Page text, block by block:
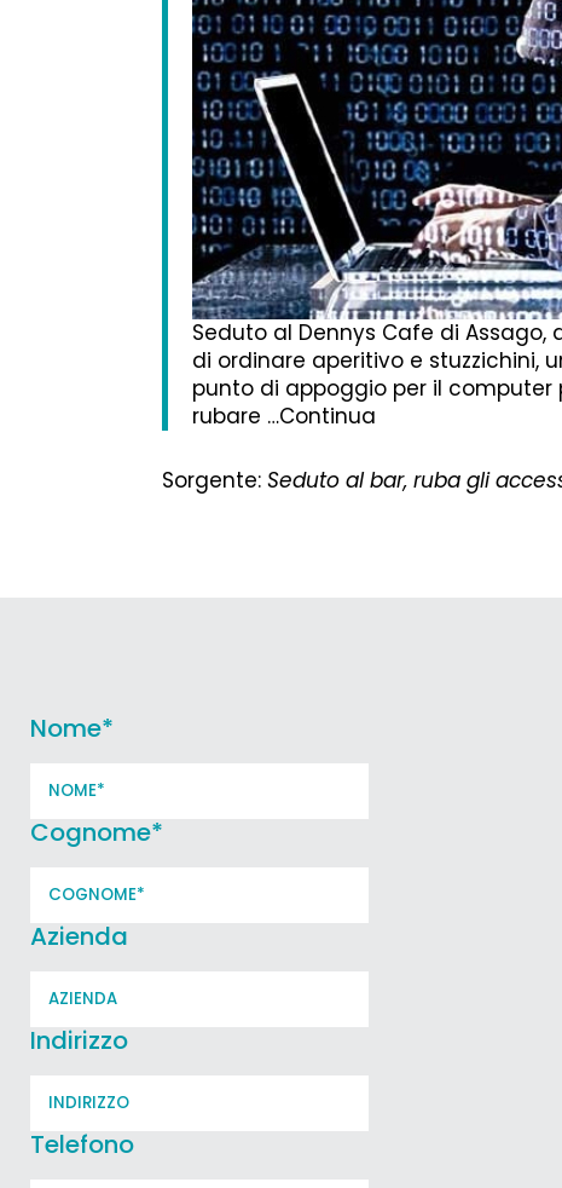
Seduto al Dennys Cafe di
di ordinare aperitivo e stuzzichini,
punto di appoggio per il
rubare …Continua
Sorgente:Seduto al bar, ruba gli
Nome*
Cognome*
Azienda
Indirizzo
Telefono